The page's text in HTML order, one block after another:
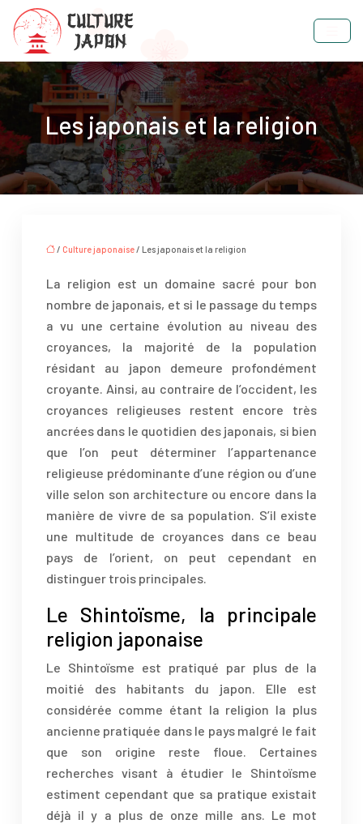
Les japonais et la religion
/ Culture japonaise/ Les japonais et la religion
La religion est un domaine sacré pour bon
nombre de japonais, et si le passage du temps
a vu une certaine évolution au niveau des
croyances, la majorité de la population
résidant au japon demeure profondément
croyante. Ainsi, au contraire de l’occident, les
croyances religieuses restent encore très
ancrées dans le quotidien des japonais, si bien
que l’on peut déterminer l’appartenance
religieuse prédominante d’une région ou d’une
ville selon son architecture ou encore dans la
manière de vivre de sa population. S’il existe
une multitude de croyances dans ce beau
pays de l’orient, on peut cependant en
distinguer trois principales.
Le Shintoïsme, la principale
religion japonaise
Le Shintoïsme est pratiqué par plus de la
moitié des habitants du japon. Elle est
considérée comme étant la religion la plus
ancienne pratiquée dans le pays malgré le fait
que son origine reste floue. Certaines
recherches visant à étudier le Shintoïsme
estiment cependant que sa pratique existait
déjà il y a plus de onze mille ans. Le mot